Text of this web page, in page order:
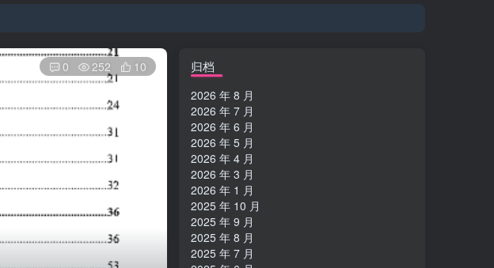
0 252 10 归档
2026 年 8 月
2026 年 7 月
2026 年 6 月
2026 年 5 月
2026 年 4 月
2026 年 3 月
2026 年 1 月
2025 年 10 月
2025 年 9 月
2025 年 8 月
2025 年 7 月